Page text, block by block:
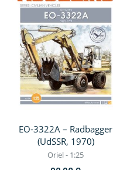
EO-3322A – Radbagger
(UdSSR, 1970)
Oriel - 1:25